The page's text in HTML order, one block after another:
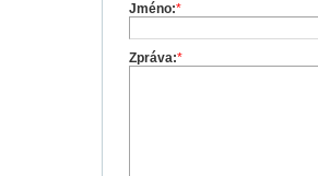
Jméno:*
Zpráva:*